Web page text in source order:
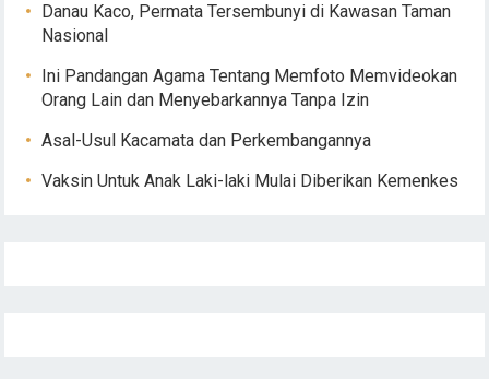
Danau Kaco, Permata Tersembunyi di Kawasan Taman
Nasional
Ini Pandangan Agama Tentang Memfoto Memvideokan
Orang Lain dan Menyebarkannya Tanpa Izin
Asal-Usul Kacamata dan Perkembangannya
Vaksin Untuk Anak Laki-laki Mulai Diberikan Kemenkes